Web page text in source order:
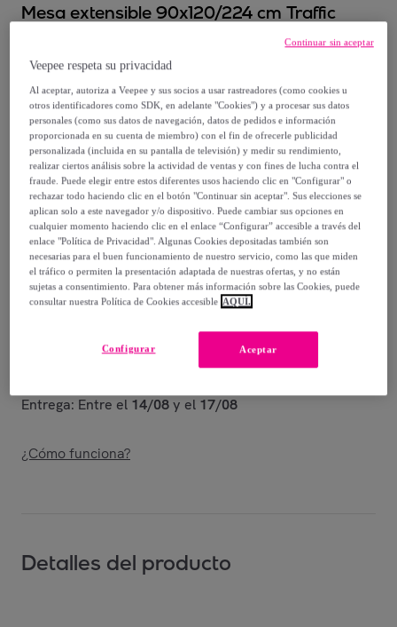
Mesa extensible 90x120/224 cm Traffic
Modelo: Mesa extensible 90x120/224 cm
Traffic Nogal estructura Antracita
928,00 €
1723,00 €
-46%
Vendido porITAMOBY – your furniture business partner
Entrega: Entre el 14/08y el 17/08
¿Cómo funciona?
Detalles del producto
Veepee respeta su privacidad
Al aceptar, autoriza a Veepee y sus socios a usar rastreadores (como cookies u
otros identificadores como SDK, en adelante "Cookies") y a procesar sus datos
personales (como sus datos de navegación, datos de pedidos e información
proporcionada en su cuenta de miembro) con el fin de ofrecerle publicidad
personalizada (incluida en su pantalla de televisión) y medir su rendimiento,
realizar ciertos análisis sobre la actividad de ventas y con fines de lucha contra el
fraude. Puede elegir entre estos diferentes usos haciendo clic en "Configurar" o
rechazar todo haciendo clic en el botón "Continuar sin aceptar". Sus elecciones se
aplican solo a este navegador y/o dispositivo. Puede cambiar sus opciones en
cualquier momento haciendo clic en el enlace “Configurar” accesible a través del
enlace "Política de Privacidad". Algunas Cookies depositadas también son
necesarias para el buen funcionamiento de nuestro servicio, como las que miden
el tráfico o permiten la presentación adaptada de nuestras ofertas, y no están
sujetas a consentimiento. Para obtener más información sobre las Cookies, puede
consultar nuestra Política de Cookies accesible AQUÍ.
Aceptar
Configurar
Continuar sin aceptar